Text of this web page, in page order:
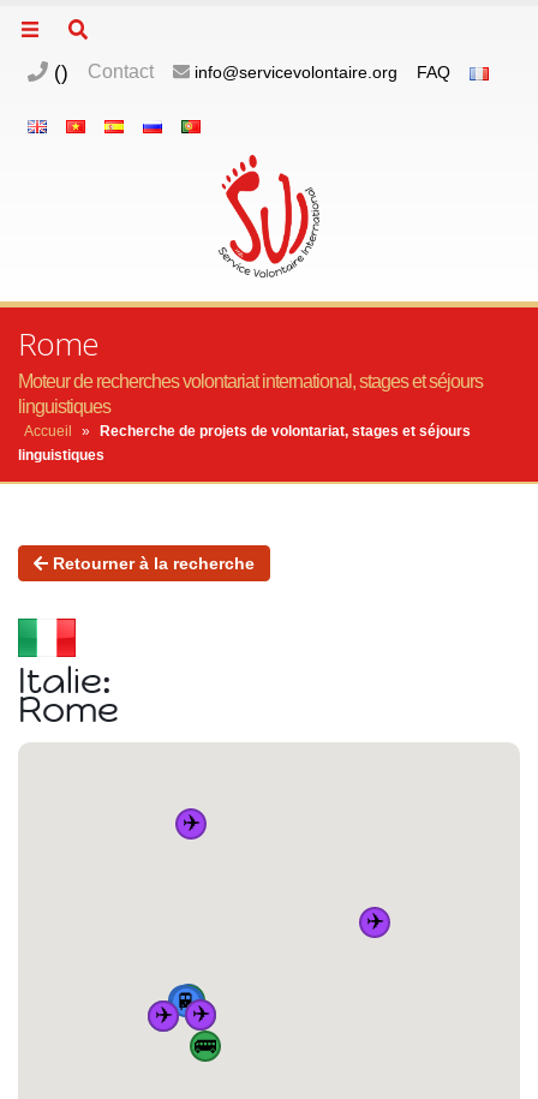
() Contact info@servicevolontaire.org FAQ
Rome
Moteur de recherches volontariat international, stages et séjours
linguistiques
Accueil »
Recherche de projets de volontariat, stages et séjours
linguistiques
Retourner à la recherche
Italie:
Rome
🏠
🚌
🚌
🚌
🚌
🚆
🚆
🚆
🚆
✈️
✈️
✈️
✈️